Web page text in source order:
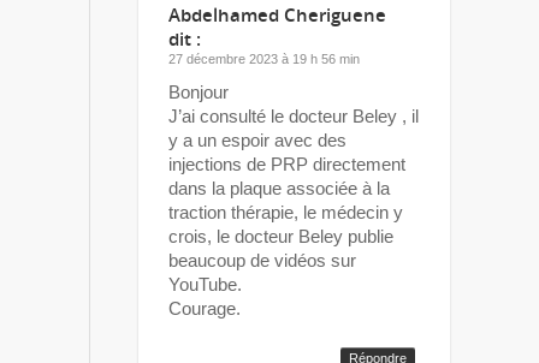
Abdelhamed Cheriguene
dit :
27 décembre 2023 à 19 h 56 min
Bonjour
J’ai consulté le docteur Beley , il
y a un espoir avec des
injections de PRP directement
dans la plaque associée à la
traction thérapie, le médecin y
crois, le docteur Beley publie
beaucoup de vidéos sur
YouTube.
Courage.
Répondre